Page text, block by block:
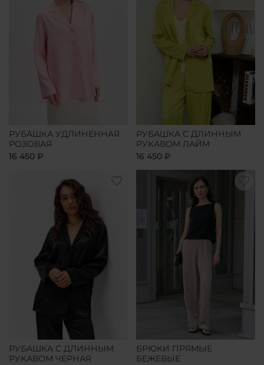
РУБАШКА УДЛИНЕННАЯ
РОЗОВАЯ
16 450 ₽
РУБАШКА С ДЛИННЫМ
РУКАВОМ ЛАЙМ
16 450 ₽
РУБАШКА С ДЛИННЫМ
РУКАВОМ ЧЕРНАЯ
БРЮКИ ПРЯМЫЕ
БЕЖЕВЫЕ